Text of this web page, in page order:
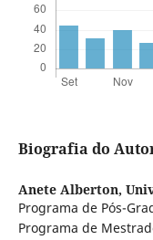
Biografia do
Anete Alberton,
Programa de Pós-
Programa de